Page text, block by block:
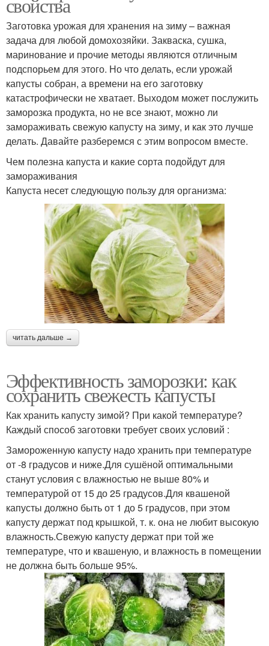
Заготовка урожая для хранения на зиму – важная
задача для любой домохозяйки. Закваска, сушка,
маринование и прочие методы являются отличным
подспорьем для этого. Но что делать, если урожай
капусты собран, а времени на его заготовку
катастрофически не хватает. Выходом может послужить
заморозка продукта, но не все знают, можно ли
замораживать свежую капусту на зиму, и как это лучше
делать. Давайте разберемся с этим вопросом вместе.
Чем полезна капуста и какие сорта подойдут для
замораживания
Капуста несет следующую пользу для организма:
читать дальше →
Эффективность заморозки: как
сохранить свежесть капусты
Как хранить капусту зимой? При какой температуре?
Каждый способ заготовки требует своих условий :
Замороженную капусту надо хранить при температуре
от -8 градусов и ниже.Для сушёной оптимальными
станут условия с влажностью не выше 80% и
температурой от 15 до 25 градусов.Для квашеной
капусты должно быть от 1 до 5 градусов, при этом
капусту держат под крышкой, т. к. она не любит высокую
влажность.Свежую капусту держат при той же
температуре, что и квашеную, и влажность в помещении
не должна быть больше 95%.